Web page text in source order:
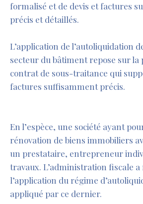
formalisé et de devis et factures
précis et détaillés.
L’application de l’autoliquidation
secteur du bâtiment repose sur la
contrat de sous-traitance qui
factures suffisamment précis.
En l’espèce, une société ayant
rénovation de biens immobiliers
un prestataire, entrepreneur
travaux. L’administration fiscale a
l’application du régime
appliqué par ce dernier.